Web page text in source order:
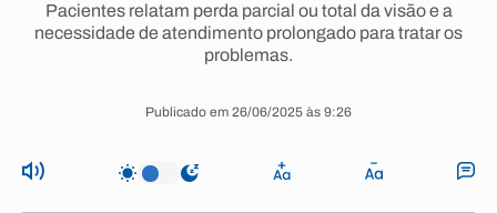
Pacientes relatam perda parcial ou total da visão e a
necessidade de atendimento prolongado para tratar os
problemas.
Publicado em 26/06/2025 às 9:26